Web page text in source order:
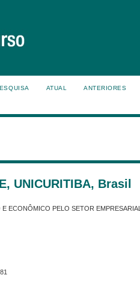
ATUAL ANTERIORES
UNICURITIBA, Brasil
ECONÔMICO PELO SETOR EMPRESARIAL